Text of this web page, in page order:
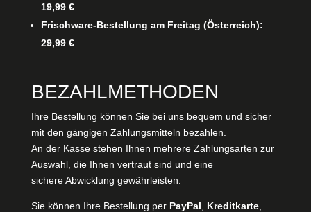
19,99 €
Frischware-Bestellung am Freitag (Österreich):
29,99 €
BEZAHLMETHODEN
Ihre Bestellung können Sie bei uns bequem und sicher
mit den gängigen Zahlungsmitteln bezahlen.
An der Kasse stehen Ihnen mehrere Zahlungsarten zur
Auswahl, die Ihnen vertraut sind und eine
sichere Abwicklung gewährleisten.
Sie können Ihre Bestellung per PayPal Kreditkarte,